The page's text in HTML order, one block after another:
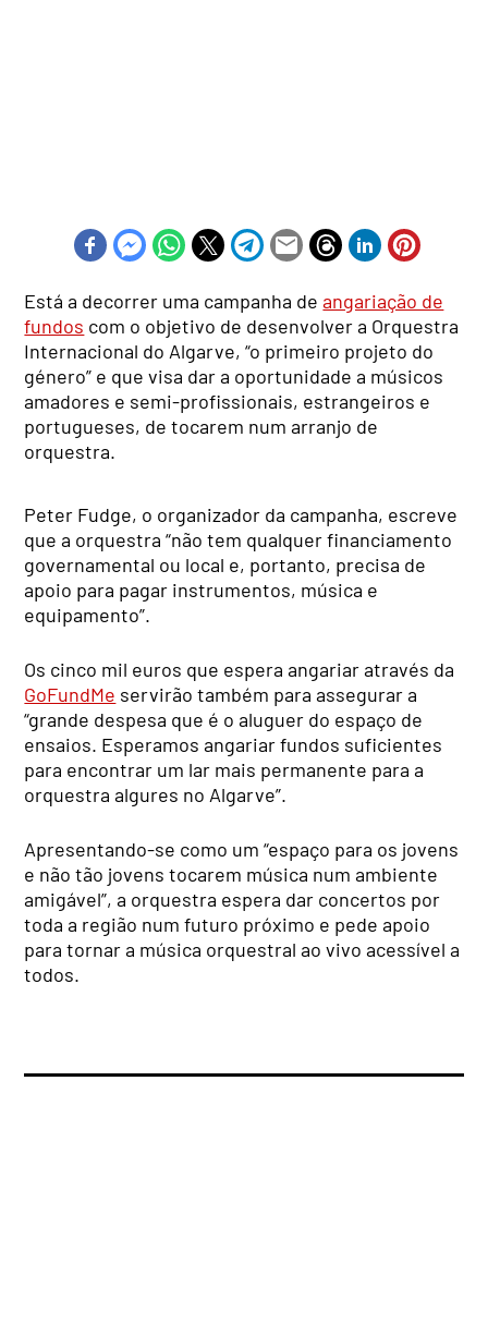
Está a decorrer uma campanha deangariação de
fundos com o objetivo de desenvolver a Orquestra
Internacional do Algarve, “o primeiro projeto do
género” e que visa dar a oportunidade a músicos
amadores e semi-profissionais, estrangeiros e
portugueses, de tocarem num arranjo de
orquestra.
Peter Fudge, o organizador da campanha, escreve
que a orquestra “não tem qualquer financiamento
governamental ou local e, portanto, precisa de
apoio para pagar instrumentos, música e
equipamento”.
Os cinco mil euros que espera angariar através da
GoFundMe servirão também para assegurar a
“grande despesa que é o aluguer do espaço de
ensaios. Esperamos angariar fundos suficientes
para encontrar um lar mais permanente para a
orquestra algures no Algarve”.
Apresentando-se como um “espaço para os jovens
e não tão jovens tocarem música num ambiente
amigável”, a orquestra espera dar concertos por
toda a região num futuro próximo e pede apoio
para tornar a música orquestral ao vivo acessível a
todos.